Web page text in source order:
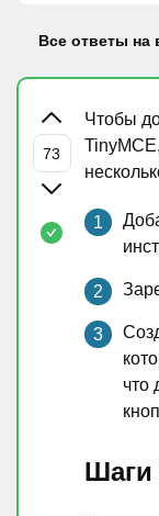
Все ответы на
Чтобы
что